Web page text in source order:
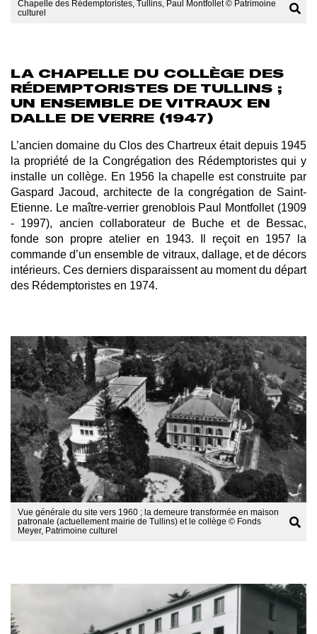
Chapelle des Rédemptoristes, Tullins, Paul Montfollet © Patrimoine
culturel
LA CHAPELLE DU COLLÈGE DES
RÉDEMPTORISTES DE TULLINS ;
UN ENSEMBLE DE VITRAUX EN
DALLE DE VERRE (1947)
L’ancien domaine du Clos des Chartreux était depuis 1945
la propriété de la Congrégation des Rédemptoristes qui y
installe un collège. En 1956 la chapelle est construite par
Gaspard Jacoud, architecte de la congrégation de Saint-
Etienne. Le maître-verrier grenoblois Paul Montfollet (1909
- 1997), ancien collaborateur de Buche et de Bessac,
fonde son propre atelier en 1943. Il reçoit en 1957 la
commande d’un ensemble de vitraux, dallage, et de décors
intérieurs. Ces derniers disparaissent au moment du départ
des Rédemptoristes en 1974.
Afficher
l'image
en
grand
Vue générale du site vers 1960 ; la demeure transformée en maison
patronale (actuellement mairie de Tullins) et le collège © Fonds
Meyer, Patrimoine culturel
en